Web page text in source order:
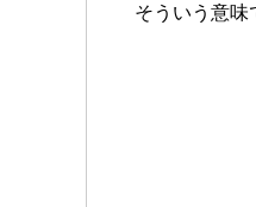
そういう意味